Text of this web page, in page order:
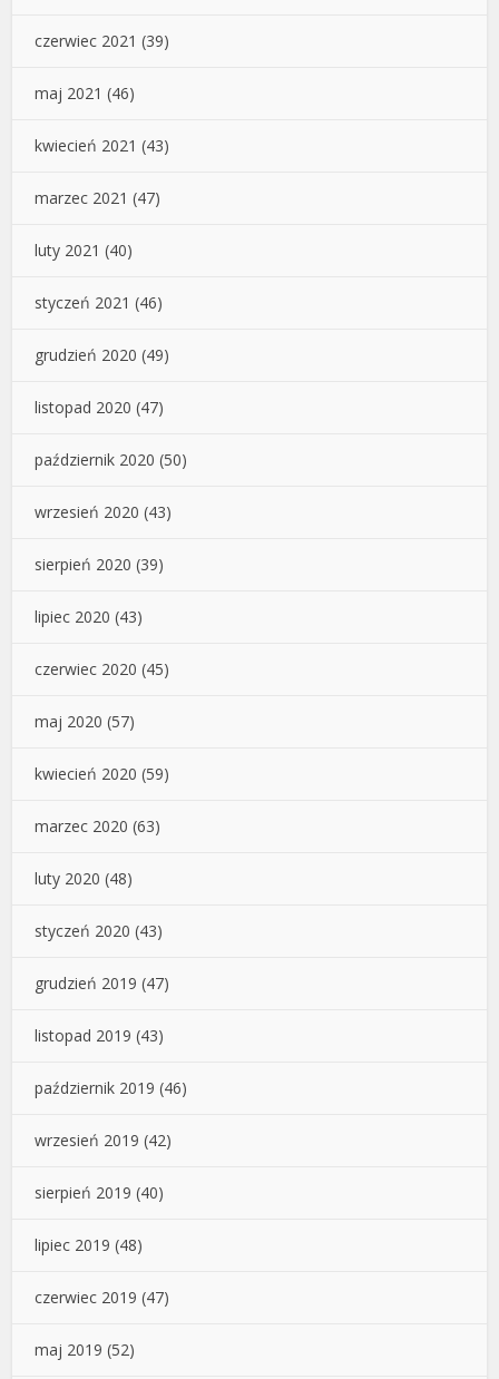
czerwiec 2021 (39)
maj 2021 (46)
kwiecień 2021 (43)
marzec 2021 (47)
luty 2021 (40)
styczeń 2021 (46)
grudzień 2020 (49)
listopad 2020 (47)
październik 2020 (50)
wrzesień 2020 (43)
sierpień 2020 (39)
lipiec 2020 (43)
czerwiec 2020 (45)
maj 2020 (57)
kwiecień 2020 (59)
marzec 2020 (63)
luty 2020 (48)
styczeń 2020 (43)
grudzień 2019 (47)
listopad 2019 (43)
październik 2019 (46)
wrzesień 2019 (42)
sierpień 2019 (40)
lipiec 2019 (48)
czerwiec 2019 (47)
maj 2019 (52)